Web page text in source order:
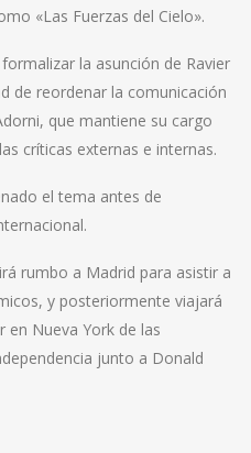
«Las Fuerzas del Cielo».
la asunción de Ravier
de reordenar la comunicación
que mantiene su cargo
críticas externas e internas.
el tema antes de
rumbo a Madrid para asistir a
y posteriormente viajará
en Nueva York de las
junto a Donald